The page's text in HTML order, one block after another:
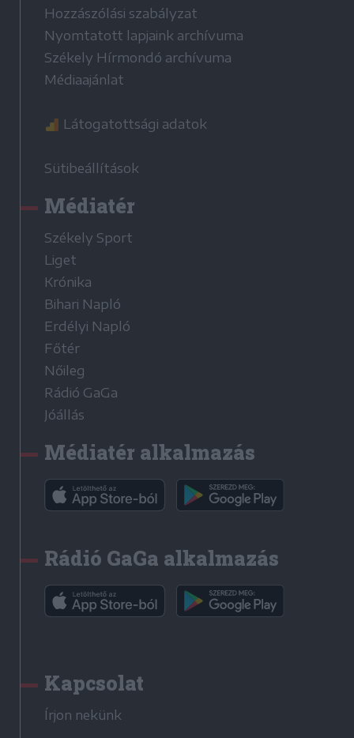
Hozzászólási szabályzat
Nyomtatott lapjaink archívuma
Székely Hírmondó archívuma
Médiaajánlat
Látogatottsági adatok
Sütibeállítások
Médiatér
Székely Sport
Liget
Krónika
Bihari Napló
Erdélyi Napló
Főtér
Nőileg
Rádió GaGa
Jóállás
Médiatér alkalmazás
Rádió GaGa alkalmazás
Kapcsolat
Írjon nekünk